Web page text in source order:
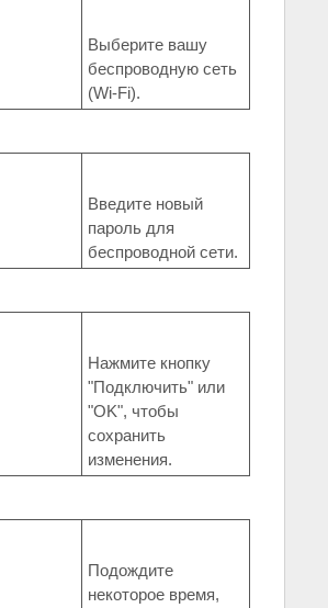
Выберите вашу
беспроводную сеть
(Wi-Fi).
Введите новый
пароль для
беспроводной сети.
Нажмите кнопку
"Подключить" или
"OK", чтобы
сохранить
изменения.
Подождите
некоторое время,